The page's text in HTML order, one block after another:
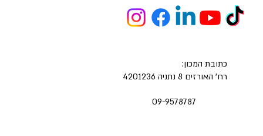
כתובת המכון:
רח' האורזים 8 נתניה 4201236
09-9578787